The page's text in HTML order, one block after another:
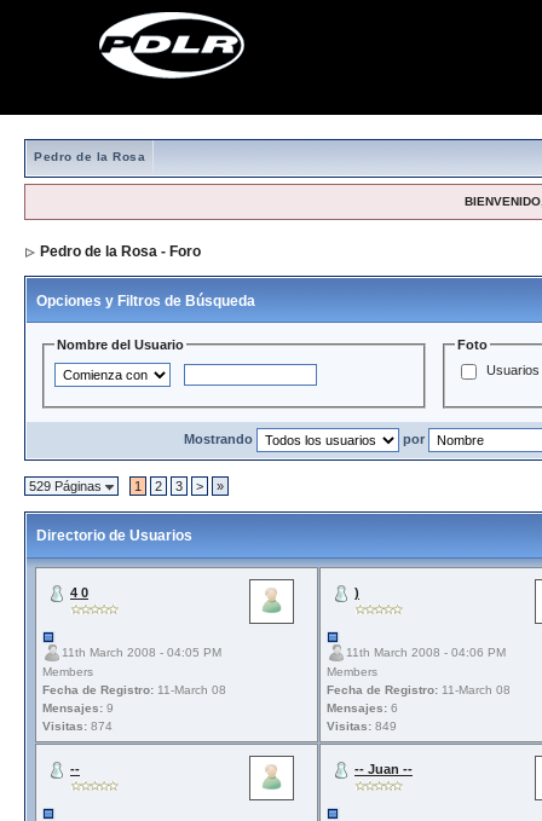
Pedro de la Rosa
Pedro de la Rosa - Foro
Opciones y Filtros de Búsqueda
Nombre del Usuario
Foto
Usuarios
Mostrando por
529 Páginas 1 2 3 > »
Directorio de Usuarios
4 0
11th March 2008 - 04:05 PM
Members
Fecha de Registro: 11-March 08
Mensajes: 9
Visitas: 874
)
11th March 2008 - 04:06 PM
Members
Fecha de Registro: 11-March 08
Mensajes: 6
Visitas: 849
-- -- Juan --